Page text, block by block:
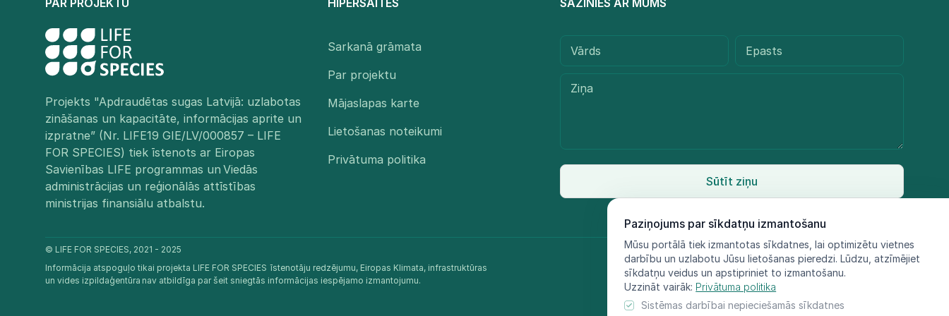
Paziņojums par sīkdatņu izmantošanu
Mūsu portālā tiek izmantotas sīkdatnes, lai optimizētu vietnes
darbību un uzlabotu Jūsu lietošanas pieredzi. Lūdzu, atzīmējiet
sīkdatņu veidus un apstipriniet to izmantošanu.
Uzzināt vairāk: Privātuma politika
Sistēmas darbībai nepieciešamās sīkdatnes
PAR PROJEKTU
Projekts "Apdraudētas sugas Latvijā: uzlabotas
zināšanas un kapacitāte, informācijas aprite un
izpratne” (Nr. LIFE19 GIE/LV/000857 – LIFE
FOR SPECIES) tiek īstenots ar Eiropas
Savienības LIFE programmas un Viedās
administrācijas un reģionālās attīstības
ministrijas finansiālu atbalstu.​
HIPERSAITES
Sarkanā grāmata
Par projektu
Mājaslapas karte
Lietošanas noteikumi
Privātuma politika
SAZINIES AR MUMS
Sūtīt ziņu
© LIFE FOR SPECIES, 2021 - 2025
Informācija atspoguļo tikai projekta LIFE FOR SPECIES īstenotāju redzējumu, Eiropas Klimata, infrastruktūras
un vides izpildaģentūra nav atbildīga par šeit sniegtās informācijas iespējamo izmantojumu.​